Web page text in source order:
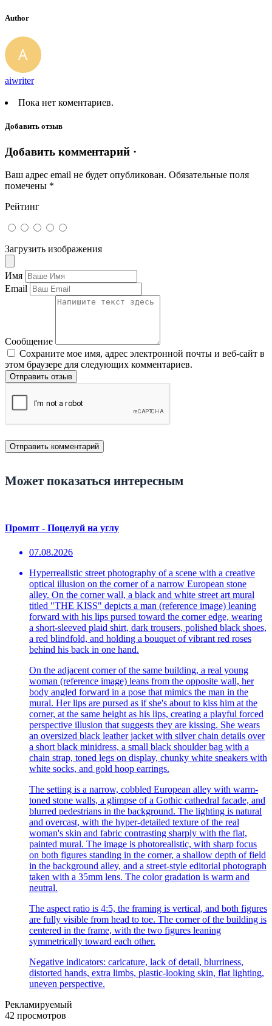
Author
aiwriter
Пока нет коментариев.
Добавить отзыв
Добавить комментарий ·
Ваш адрес email не будет опубликован. Обязательные поля
помечены *
Рейтинг
Загрузить изображения
Имя
Email
Сообщение
Сохраните мое имя, адрес электронной почты и веб-сайт в
этом браузере для следующих комментариев.
Отправить отзыв
Может показаться интересным
Промпт - Поцелуй на углу
07.08.2026
Hyperrealistic street photography of a scene with a creative
optical illusion on the corner of a narrow European stone
alley. On the corner wall, a black and white street art mural
titled "THE KISS" depicts a man (reference image) leaning
forward with his lips pursed toward the corner edge, wearing
a short-sleeved plaid shirt, dark trousers, polished black shoes,
a red blindfold, and holding a bouquet of vibrant red roses
behind his back in one hand.
On the adjacent corner of the same building, a real young
woman (reference image) leans from the opposite wall, her
body angled forward in a pose that mimics the man in the
mural. Her lips are pursed as if she's about to kiss him at the
corner, at the same height as his lips, creating a playful forced
perspective illusion that suggests they are kissing. She wears
an oversized black leather jacket with silver chain details over
a short black minidress, a small black shoulder bag with a
chain strap, toned legs on display, chunky white sneakers with
white socks, and gold hoop earrings.
The setting is a narrow, cobbled European alley with warm-
toned stone walls, a glimpse of a Gothic cathedral facade, and
blurred pedestrians in the background. The lighting is natural
and overcast, with the hyper-detailed texture of the real
woman's skin and fabric contrasting sharply with the flat,
painted mural. The image is photorealistic, with sharp focus
on both figures standing in the corner, a shallow depth of field
in the background alley, and a street-style editorial photograph
taken with a 35mm lens. The color gradation is warm and
neutral.
The aspect ratio is 4:5, the framing is vertical, and both figures
are fully visible from head to toe. The corner of the building is
centered in the frame, with the two figures leaning
symmetrically toward each other.
Negative indicators: caricature, lack of detail, blurriness,
distorted hands, extra limbs, plastic-looking skin, flat lighting,
uneven perspective.
Рекламируемый
42 просмотров